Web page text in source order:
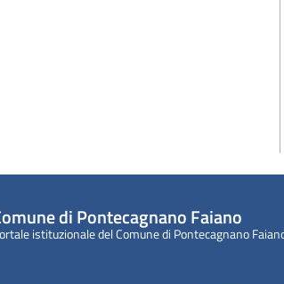
di Pontecagnano Faiano
istituzionale del Comune di Pontecagnano